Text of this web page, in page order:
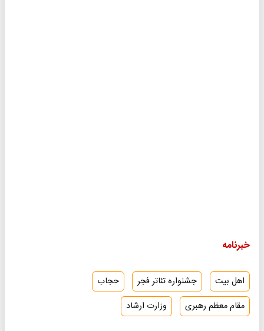
خبرنامه
اهل بیت جشنواره تئاتر فجر
حجاب
مقام معظم رهبری
وزارت ارشاد